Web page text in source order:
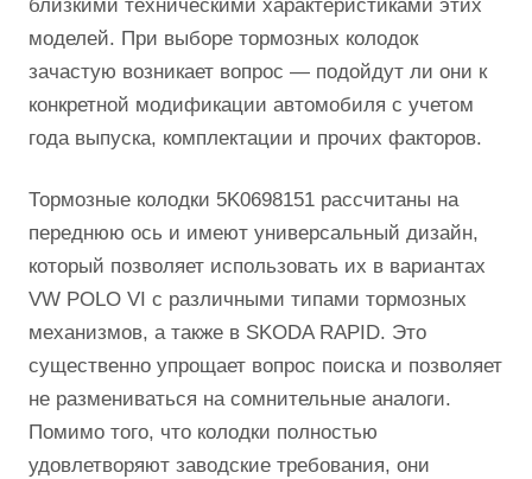
близкими техническими характеристиками этих
моделей. При выборе тормозных колодок
зачастую возникает вопрос — подойдут ли они к
конкретной модификации автомобиля с учетом
года выпуска, комплектации и прочих факторов.
Тормозные колодки 5K0698151 рассчитаны на
переднюю ось и имеют универсальный дизайн,
который позволяет использовать их в вариантах
VW POLO VI с различными типами тормозных
механизмов, а также в SKODA RAPID. Это
существенно упрощает вопрос поиска и позволяет
не размениваться на сомнительные аналоги.
Помимо того, что колодки полностью
удовлетворяют заводские требования, они